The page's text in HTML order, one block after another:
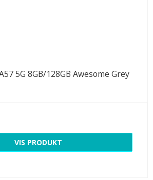
5G 8GB/128GB Awesome Grey
VIS PRODUKT